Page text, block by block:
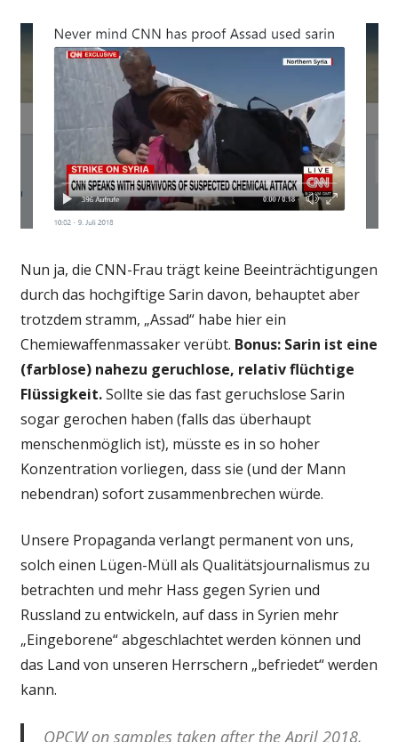
Nun ja, die CNN-Frau trägt keine Beeinträchtigungen
durch das hochgiftige Sarin davon, behauptet aber
trotzdem stramm, „Assad“ habe hier ein
Chemiewaffenmassaker verübt. Bonus: Sarin ist eine
(farblose) nahezu geruchlose, relativ flüchtige
Flüssigkeit.Sollte sie das fast geruchslose Sarin
sogar gerochen haben (falls das überhaupt
menschenmöglich ist), müsste es in so hoher
Konzentration vorliegen, dass sie (und der Mann
nebendran) sofort zusammenbrechen würde.
Unsere Propaganda verlangt permanent von uns,
solch einen Lügen-Müll als Qualitätsjournalismus zu
betrachten und mehr Hass gegen Syrien und
Russland zu entwickeln, auf dass in Syrien mehr
„Eingeborene“ abgeschlachtet werden können und
das Land von unseren Herrschern „befriedet“ werden
kann.
OPCW on samples taken after the April 2018,